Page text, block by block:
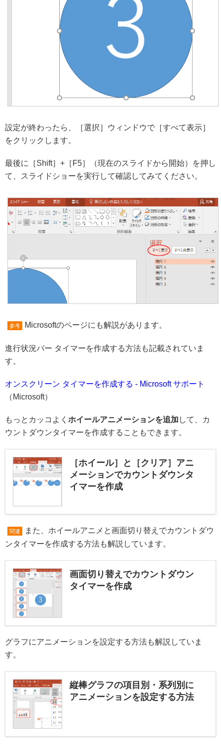
設定が終わったら、［選択］ウィンドウで［すべて表示］
をクリックします。
最後に［Shift］+［F5］（現在のスライドから開始）を押し
て、スライドショーを実行して確認してみてください。
参考 Microsoftのページにも解説があります。
進行状況バー タイマーを作成する方法も記載されていま
す。
オンスクリーン タイマーを作成する - Microsoft サポート
（Microsoft）
もっとカッコよく ホイールアニメーションを追加 して、カ
ウントダウンタイマーを作成することもできます。
［ホイール］と［クリア］アニ
メーションでカウントダウンタ
イマーを作成
関連
また、ホイールアニメと画面切り替えでカウントダウ
ンタイマーを作成する方法も解説しています。
画面切り替えでカウントダウン
タイマーを作成
グラフにアニメーションを設定する方法も解説していま
す。
縦棒グラフの項目別・系列別に
アニメーションを設定する方法